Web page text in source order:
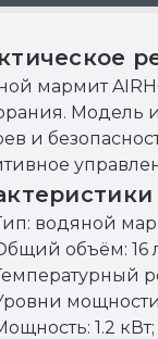
мармит
Модель
и
водяной
объём: 16
1.2